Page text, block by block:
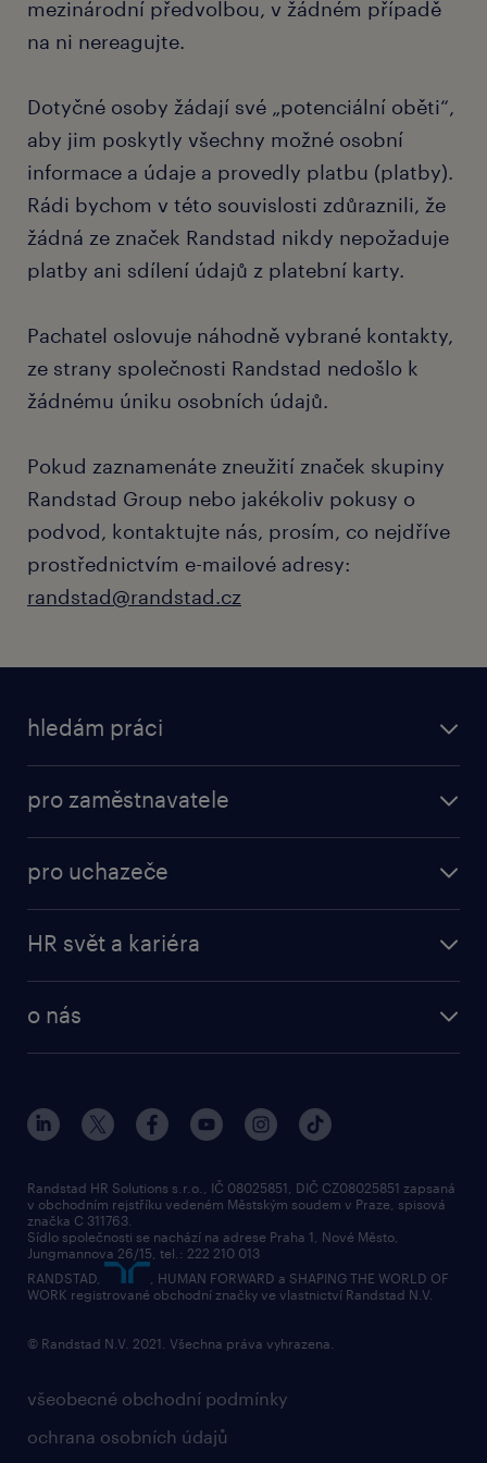
mezinárodní předvolbou, v žádném případě
na ni nereagujte.
Dotyčné osoby žádají své „potenciální oběti“,
aby jim poskytly všechny možné osobní
informace a údaje a provedly platbu (platby).
Rádi bychom v této souvislosti zdůraznili, že
žádná ze značek Randstad nikdy nepožaduje
platby ani sdílení údajů z platební karty.
Pachatel oslovuje náhodně vybrané kontakty,
ze strany společnosti Randstad nedošlo k
žádnému úniku osobních údajů.
Pokud zaznamenáte zneužití značek skupiny
Randstad Group nebo jakékoliv pokusy o
podvod, kontaktujte nás, prosím, co nejdříve
prostřednictvím e-mailové adresy:
randstad@randstad.cz
hledám práci
pro zaměstnavatele
pro uchazeče
HR svět a kariéra
o nás
všeobecné obchodní podmínky
ochrana osobních údajů
Randstad HR Solutions s.r.o., IČ 08025851, DIČ CZ08025851 zapsaná
v obchodním rejstříku vedeném Městským soudem v Praze, spisová
značka C 311763.
Sídlo společnosti se nachází na adrese Praha 1, Nové Město,
Jungmannova 26/15, tel.: 222 210 013
RANDSTAD,
, HUMAN FORWARD a SHAPING THE WORLD OF
WORK registrované obchodní značky ve vlastnictví Randstad N.V.
© Randstad N.V. 2021. Všechna práva vyhrazena.